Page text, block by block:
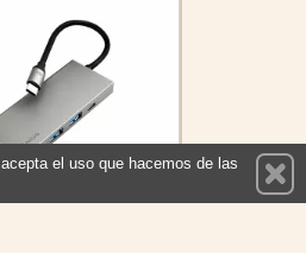
el uso que hacemos de las